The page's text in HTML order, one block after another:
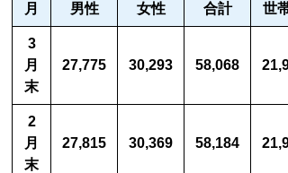
月 男性 女性 合計 世
3
月
末
27,775 30,293 58,068
2
月
末
27,815 30,369 58,184